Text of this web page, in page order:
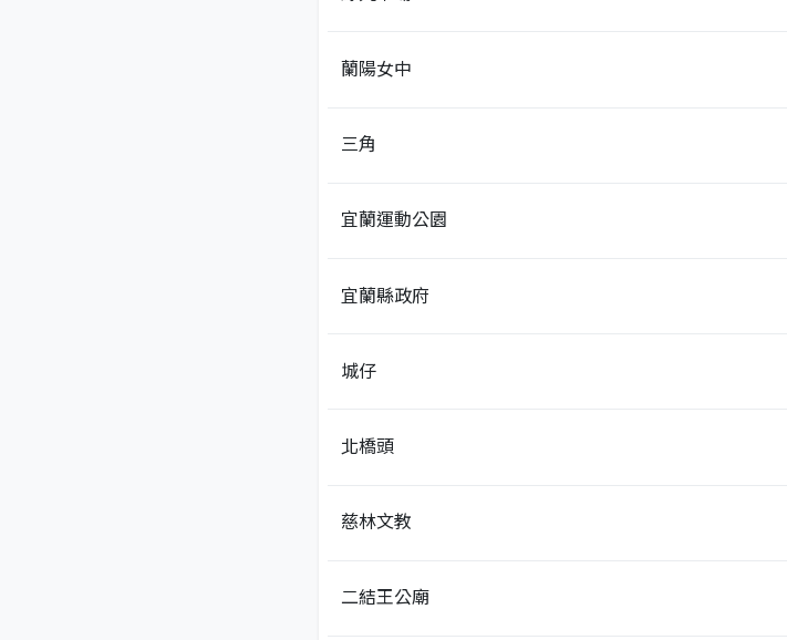
蘭陽女中
三角
宜蘭運動公園
宜蘭縣政府
城仔
北橋頭
慈林文教
二結王公廟